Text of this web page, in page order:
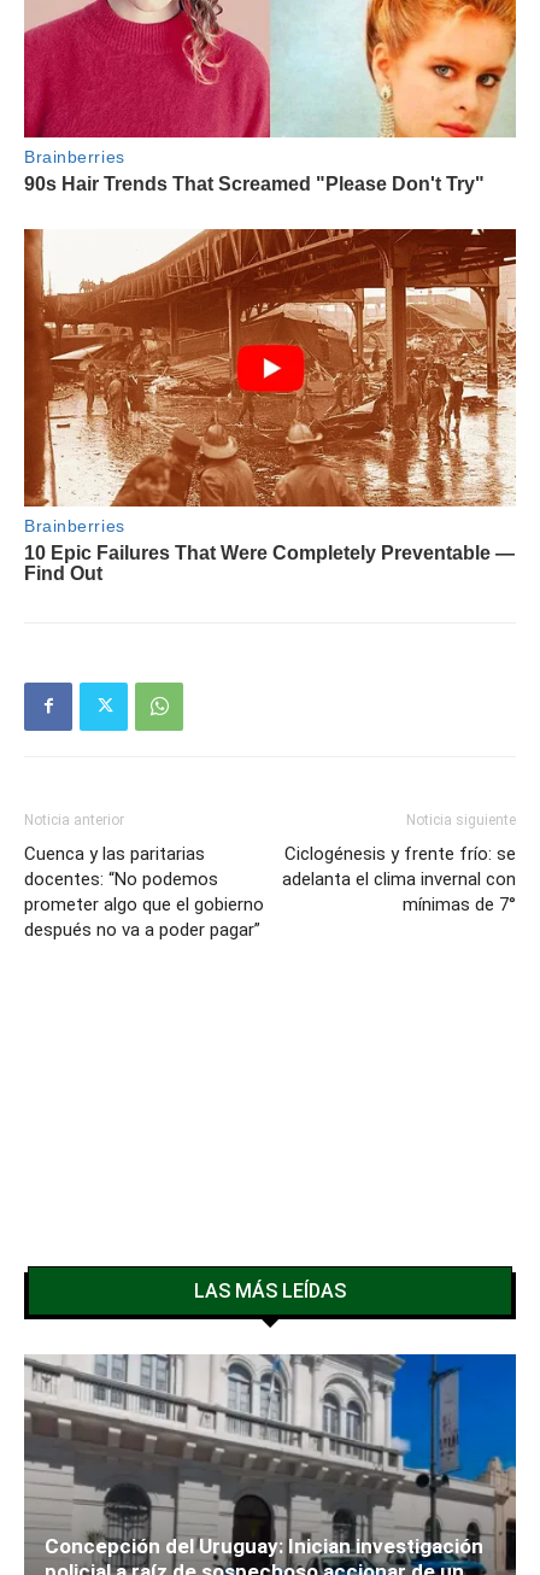
Noticia anterior
Cuenca y las paritarias
docentes: “No podemos
prometer algo que el gobierno
después no va a poder pagar”
Noticia siguiente
Ciclogénesis y frente frío: se
adelanta el clima invernal con
mínimas de 7°
LAS MÁS LEÍDAS
Concepción del Uruguay: Inician investigación